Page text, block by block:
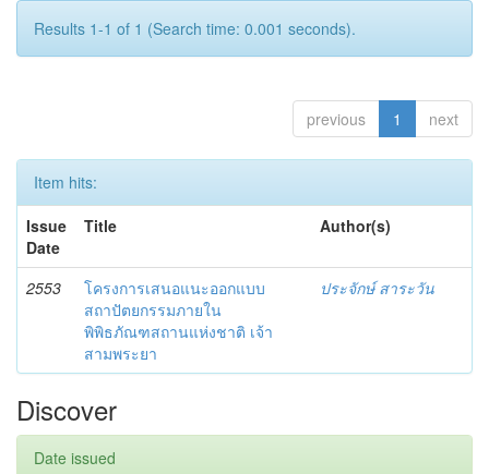
Results 1-1 of 1 (Search time: 0.001 seconds).
previous 1 next
Item hits:
Issue
Date
Title Author(s)
2553
โครงการเสนอแนะออกแบบ
สถาปัตยกรรมภายใน
พิพิธภัณฑสถานแห่งชาติ เจ้า
สามพระยา
ประจักษ์ สาระวัน
Discover
Date issued